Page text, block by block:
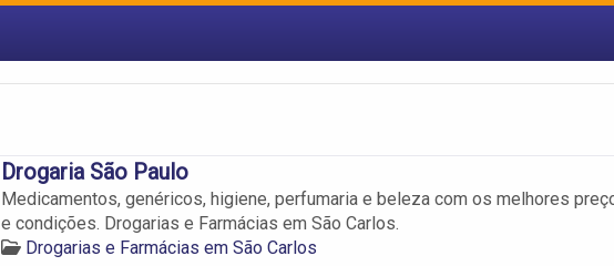
Drogaria São Paulo
Medicamentos, genéricos, higiene, perfumaria e beleza com os melhores
e condições. Drogarias e Farmácias em São Carlos.
Drogarias e Farmácias em São Carlos